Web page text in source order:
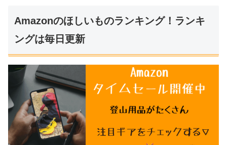
Amazonのほしいものランキング！ランキ
ングは毎日更新